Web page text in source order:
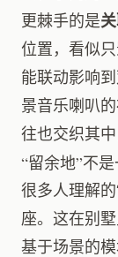
更棘手的是
位置，看似
能联动影响
景音乐喇叭
往也交织其中
“留余地”不
很多人理解
座。这在别
基于场景的模